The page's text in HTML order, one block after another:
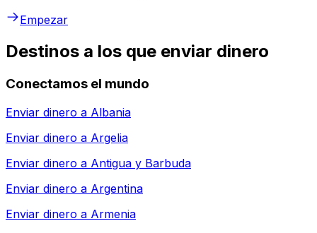
Empezar
Destinos a los que enviar dinero
Conectamos el mundo
Enviar dinero a Albania
Enviar dinero a Argelia
Enviar dinero a Antigua y Barbuda
Enviar dinero a Argentina
Enviar dinero a Armenia